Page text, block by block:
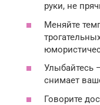
руки, не
Меняйте
Улыбайтесь
снимает
Говорите